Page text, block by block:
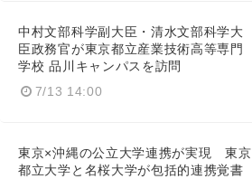
中村文部科学副大臣・清水文部科学大
臣政務官が東京都立産業技術高等専門
学校 品川キャンパスを訪問
7/13 14:00
東京×沖縄の公立大学連携が実現 東京
都立大学と名桜大学が包括的連携覚書